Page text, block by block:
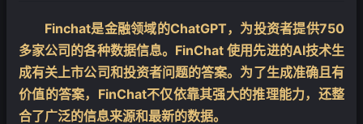
Finchat是金融领域的ChatGPT，为投资者提供750
多家公司的各种数据信息。FinChat 使用先进的AI技术生
成有关上市公司和投资者问题的答案。为了生成准确且有
价值的答案，FinChat不仅依靠其强大的推理能力，还整
合了广泛的信息来源和最新的数据。